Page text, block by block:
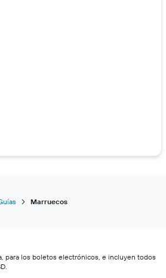
Marruecos
para los boletos electrónicos, e incluyen todos